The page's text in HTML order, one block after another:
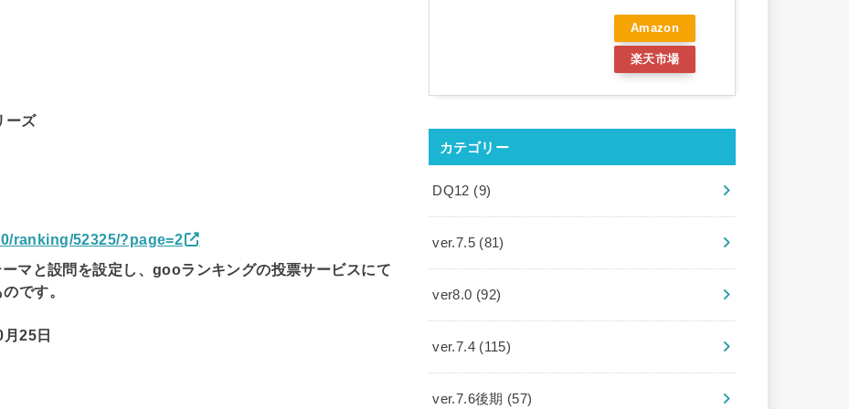
ーズ
ranking/52325/?page=2
マと設問を設定し、gooランキングの投票サービスにて
です。
25日
Amazon
楽天市場
カテゴリー
DQ12 (9)
ver.7.5 (81)
ver8.0 (92)
ver.7.4 (115)
ver.7.6後期 (57)